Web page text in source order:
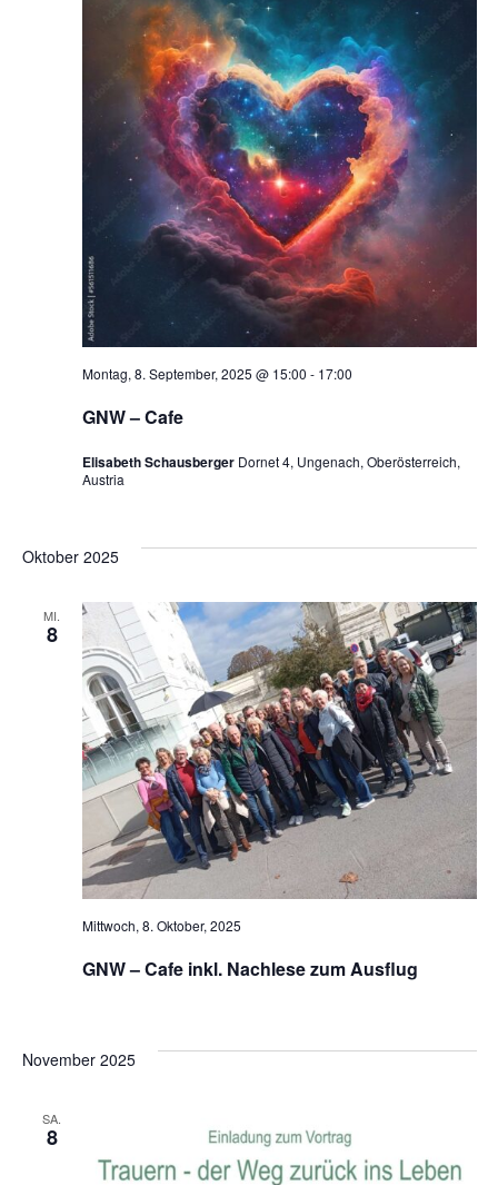
GNW – Cafe
Montag, 8. September, 2025 @ 15:00 - 17:00
Elisabeth Schausberger Dornet 4, Ungenach, Oberösterreich,
Austria
Oktober 2025
MI.
8
GNW – Cafe inkl. Nachlese zum Ausflug
Mittwoch, 8. Oktober, 2025
November 2025
SA.
8